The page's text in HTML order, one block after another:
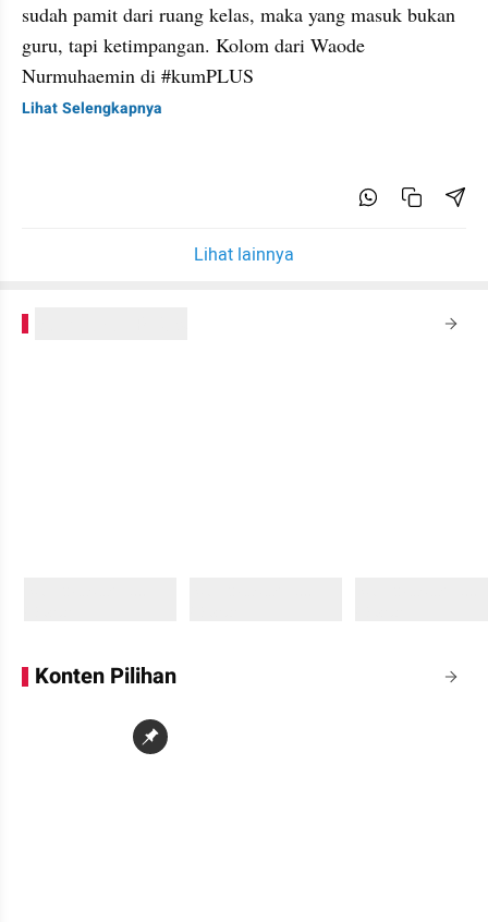
sudah pamit dari ruang kelas, maka yang masuk bukan
guru, tapi ketimpangan. Kolom dari Waode
Nurmuhaemin di #kumPLUS
Lihat Selengkapnya
Lihat lainnya
Konten Pilihan